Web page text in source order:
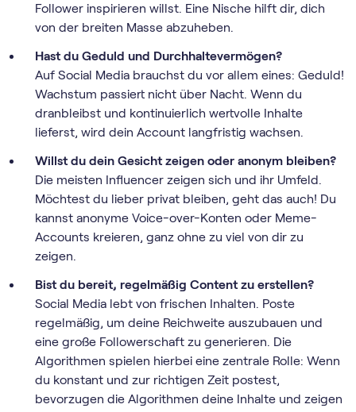
Follower inspirieren willst. Eine Nische hilft dir, dich
von der breiten Masse abzuheben.
Hast du Geduld und Durchhaltevermögen?
Auf Social Media brauchst du vor allem eines: Geduld!
Wachstum passiert nicht über Nacht. Wenn du
dranbleibst und kontinuierlich wertvolle Inhalte
lieferst, wird dein Account langfristig wachsen.
Willst du dein Gesicht zeigen oder anonym bleiben?
Die meisten Influencer zeigen sich und ihr Umfeld.
Möchtest du lieber privat bleiben, geht das auch! Du
kannst anonyme Voice-over-Konten oder Meme-
Accounts kreieren, ganz ohne zu viel von dir zu
zeigen.
Bist du bereit, regelmäßig Content zu erstellen?
Social Media lebt von frischen Inhalten. Poste
regelmäßig, um deine Reichweite auszubauen und
eine große Followerschaft zu generieren. Die
Algorithmen spielen hierbei eine zentrale Rolle: Wenn
du konstant und zur richtigen Zeit postest,
bevorzugen die Algorithmen deine Inhalte und zeigen